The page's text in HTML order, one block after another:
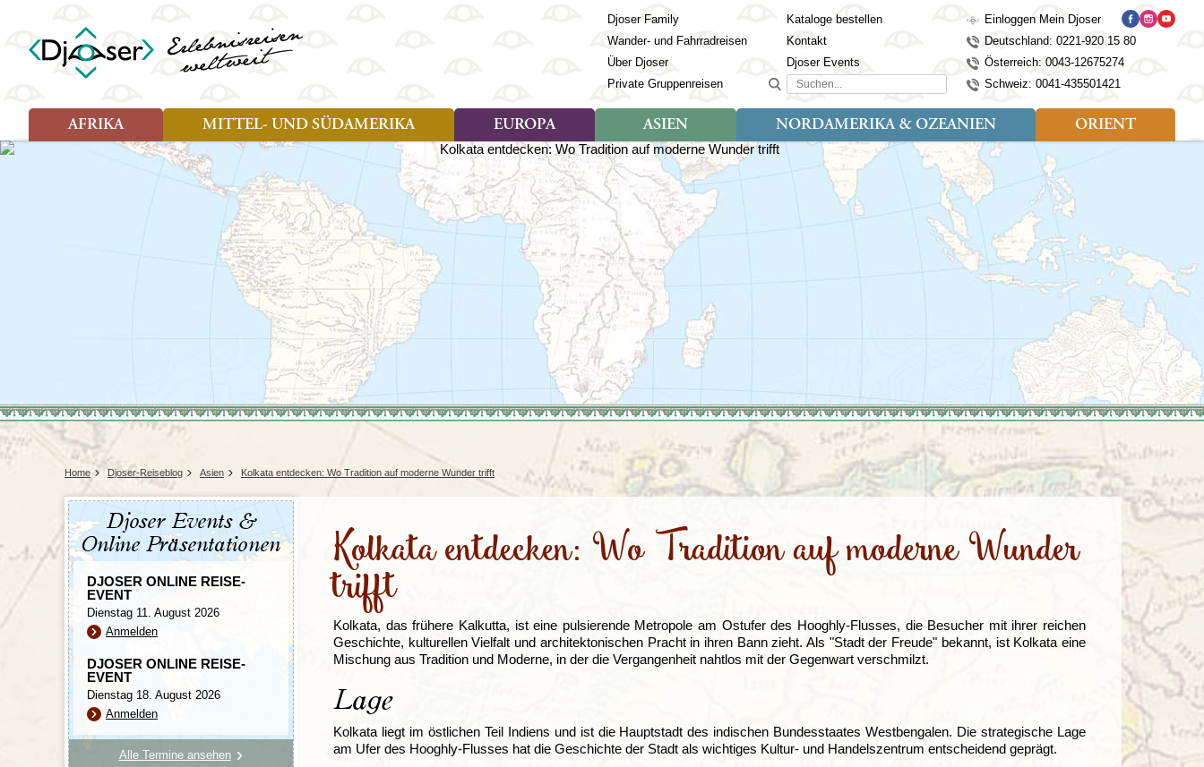
Djoser Family
Wander- und Fahrradreisen
Über Djoser
Private Gruppenreisen
Kataloge bestellen
Kontakt
Djoser Events
Suchen...
Einloggen Mein Djoser
Deutschland: 0221-920 15 80
Österreich: 0043-12675274
Schweiz: 0041-435501421
AFRIKA
Länder
Ägypten
Botswana
Eswatini (Swasiland)
Kap Verde
Kenia
Lesotho
Madagaskar
Marokko
Simbabwe
Südafrika
Tansania
Uganda
MITTEL- UND SÜDAMERIKA
Art der Reise
Djoser Reisen (13)
Djoser Family (8)
Wander- und Fahrradreisen
Argentinien
Brasilien
Chile
Costa Rica
Ecuador
Französisch Guayana
Guatemala
Guyana
Honduras
Kolumbien
Kuba
Mexiko
Peru
EUROPA
Art der Reise
Djoser Reisen (9)
Djoser Family (3)
Wander- und Fahrradreisen
Länder
Albanien
Andorra
Armenien
Aserbaidschan
Azoren
Balkan
Baltikum
Bosnien & Herzegowina
Estland
Finnland
Georgien
Irland
Island
Italien
Kosovo
Kroatien
Türkei
Wales
ASIEN
Art der Reise
Djoser Reisen (23)
Djoser Family (12)
Wander- und Fahrradreisen
(1)
Nepal
Seidenstraße
Singapur
Sri Lanka
Südkorea
Taiwan
NORDAMERIKA & OZEANIEN
Art der Reise
Djoser Reisen (4)
Djoser Family (2)
Länder
Alaska
Australien
Kanada
Neuseeland
USA
ORIENT
Art der Reise
Djoser Family (5)
Wander- und Fahrradreisen
Länder
Ägypten
Israel
Jordanien
Marokko
Oman
Türkei
Home Djoser-Reiseblog Asien Kolkata entdecken: Wo Tradition auf moderne Wunder trifft
Kolkata entdecken: Wo Tradition auf moderne Wunder
trifft
Kolkata, das frühere Kalkutta, ist eine pulsierende Metropole am Ostufer des Hooghly-Flusses, die Besucher mit ihrer reichen
Geschichte, kulturellen Vielfalt und architektonischen Pracht in ihren Bann zieht. Als "Stadt der Freude" bekannt, ist Kolkata eine
Mischung aus Tradition und Moderne, in der die Vergangenheit nahtlos mit der Gegenwart verschmilzt.
Lage
Kolkata liegt im östlichen Teil Indiens und ist die Hauptstadt des indischen Bundesstaates Westbengalen. Die strategische Lage
am Ufer des Hooghly-Flusses hat die Geschichte der Stadt als wichtiges Kultur- und Handelszentrum entscheidend geprägt.
Djoser Events &
Online Präsentationen
DJOSER ONLINE REISE-
EVENT
Dienstag 11. August 2026
Anmelden
DJOSER ONLINE REISE-
EVENT
Dienstag 18. August 2026
Anmelden
Alle Termine ansehen